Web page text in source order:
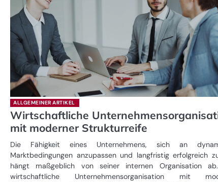
ALLGEMEINER ARTIKEL
Wirtschaftliche
mit moderner Strukturreife
Die Fähigkeit eines Unternehmens, sich an
Marktbedingungen anzupassen und langfristig erfolgreich
hängt maßgeblich von seiner internen Organisation
wirtschaftliche Unternehmensorganisation mit